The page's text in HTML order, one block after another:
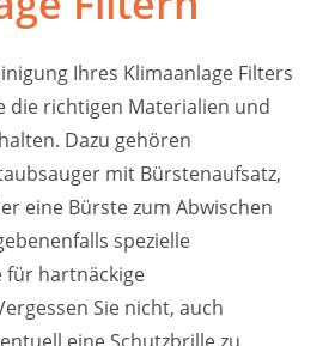
Ihres Klimaanlage Filters
die richtigen Materialien und
Dazu gehören
mit Bürstenaufsatz,
eine Bürste zum Abwischen
spezielle
für hartnäckige
Sie nicht, auch